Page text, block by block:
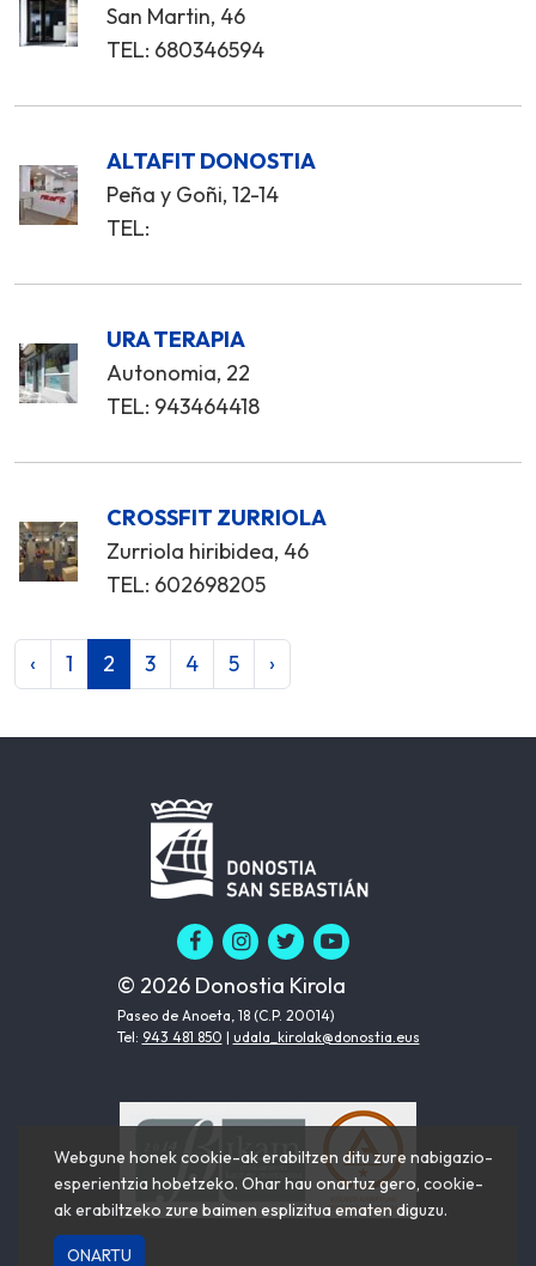
San Martin, 46
TEL: 680346594
ALTAFIT DONOSTIA
Peña y Goñi, 12-14
TEL:
URA TERAPIA
Autonomia, 22
TEL: 943464418
CROSSFIT ZURRIOLA
Zurriola hiribidea, 46
TEL: 602698205
‹ 1 2 3 4 5 ›
© 2026 Donostia Kirola
Paseo de Anoeta, 18 (C.P. 20014)
Tel: 943 481 850 | udala_kirolak@donostia.eus
Webgune honek cookie-ak erabiltzen ditu zure nabigazio-
esperientzia hobetzeko. Ohar hau onartuz gero, cookie-
ak erabiltzeko zure baimen esplizitua ematen diguzu.
ONARTU